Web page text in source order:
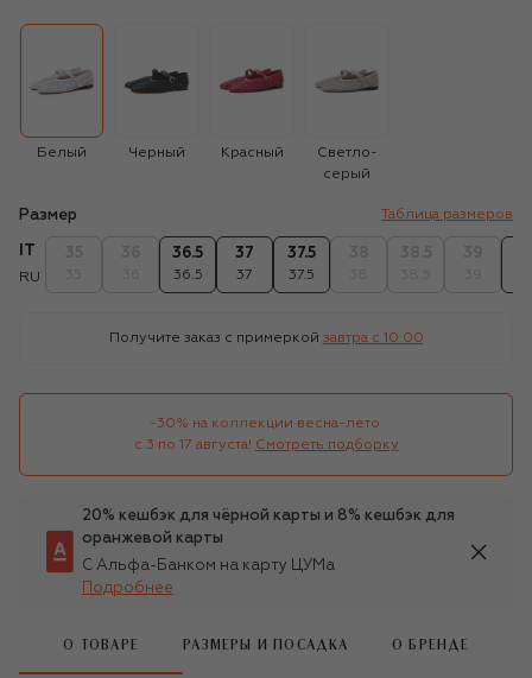
Белый Черный Красный
Светло-
серый
Размер Таблица размеров
RU
36.5
36.5
37
37
37.5
37.5
Получите заказ с примеркой завтра c 10:00
-30% на коллекции весна-лето
с 3 по 17 августа! Смотреть подборку
20% кешбэк для чёрной карты и 8% кешбэк для
оранжевой карты
С Альфа-Банком на карту ЦУМа
Подробнее
О ТОВАРЕ РАЗМЕРЫ И ПОСАДКА О БРЕНДЕ